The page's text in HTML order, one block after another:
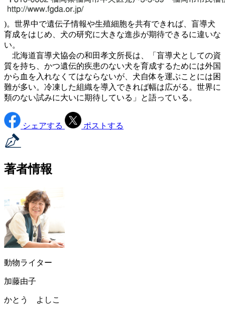
)。世界中で遺伝子情報や生殖細胞を共有できれば、盲導犬
育成をはじめ、犬の研究に大きな進歩が期待できるに違いな
い。
北海道盲導犬協会の和田孝文所長は、「盲導犬としての資
質を持ち、かつ遺伝的疾患のない犬を育成するためには外国
から血を入れなくてはならないが、犬自体を運ぶことには困
難が多い。冷凍した組織を導入できれば幅は広がる。世界に
類のない試みに大いに期待している」と語っている。
シェアする ポストする
著者情報
動物ライター
加藤由子
かとう よしこ